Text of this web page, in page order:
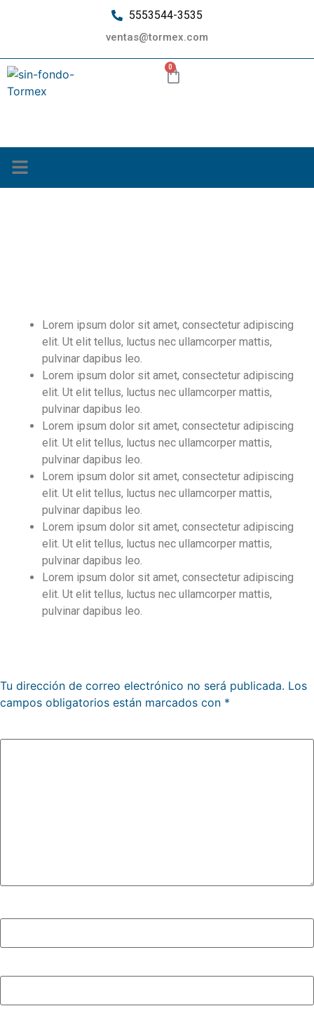
5553544-3535
ventas@tormex.com
0
Lorem ipsum dolor sit amet, consectetur adipiscing
elit. Ut elit tellus, luctus nec ullamcorper mattis,
pulvinar dapibus leo.
Lorem ipsum dolor sit amet, consectetur adipiscing
elit. Ut elit tellus, luctus nec ullamcorper mattis,
pulvinar dapibus leo.
Lorem ipsum dolor sit amet, consectetur adipiscing
elit. Ut elit tellus, luctus nec ullamcorper mattis,
pulvinar dapibus leo.
Lorem ipsum dolor sit amet, consectetur adipiscing
elit. Ut elit tellus, luctus nec ullamcorper mattis,
pulvinar dapibus leo.
Lorem ipsum dolor sit amet, consectetur adipiscing
elit. Ut elit tellus, luctus nec ullamcorper mattis,
pulvinar dapibus leo.
Lorem ipsum dolor sit amet, consectetur adipiscing
elit. Ut elit tellus, luctus nec ullamcorper mattis,
pulvinar dapibus leo.
Tu dirección de correo electrónico no será publicada. Los
campos obligatorios están marcados con *